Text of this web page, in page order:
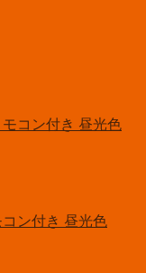
ン付き 昼光色